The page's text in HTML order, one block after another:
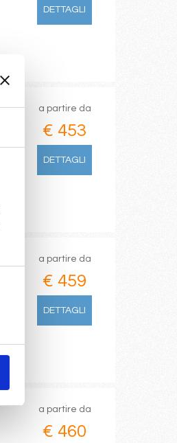
DETTAGLI
a partire da
€ 453
DETTAGLI
a partire da
€ 459
DETTAGLI
a partire da
€ 460